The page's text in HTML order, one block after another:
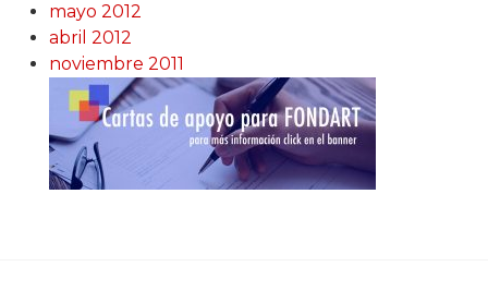
mayo 2012
abril 2012
noviembre 2011